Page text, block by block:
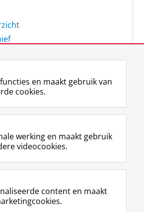
RUG
F
a
e
b
o
p
a
L
i
k
e
I
-
p
R
S
-
f
e
R
I
n
t
r
m
Y
o
T
e
k
en maakt gebruik van
cookies.
werking en maakt gebruik
videocookies.
content en maakt